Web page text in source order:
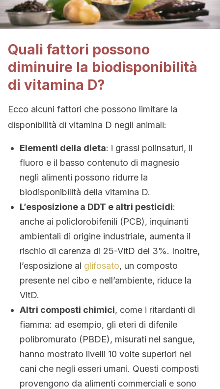
Quali fattori possono
diminuire la biodisponibilità
di vitamina D?
Ecco alcuni fattori che possono limitare la
disponibilità di vitamina D negli animali:
Elementi della dieta: i grassi polinsaturi, il
fluoro e il basso contenuto di magnesio
negli alimenti possono ridurre la
biodisponibilità della vitamina D.
L’esposizione a DDT e altri pesticidi:
anche ai policlorobifenili (PCB), inquinanti
ambientali di origine industriale, aumenta il
rischio di carenza di 25-VitD del 3%. Inoltre,
l’esposizione al glifosato, un composto
presente nel cibo e nell’ambiente, riduce la
VitD.
Altri composti chimici, come i ritardanti di
fiamma: ad esempio, gli eteri di difenile
polibromurato (PBDE), misurati nel sangue,
hanno mostrato livelli 10 volte superiori nei
cani che negli esseri umani. Questi composti
provengono da alimenti commerciali e sono